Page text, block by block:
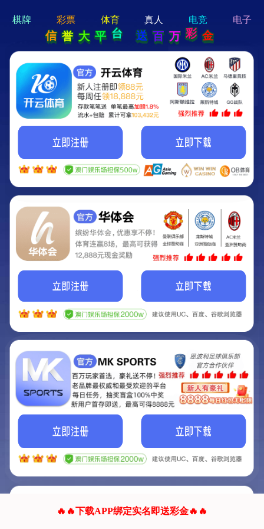
hi 💗
Hey Guys!
我们即将上线啦...
我们的网站正在建设.
它将是非常棒的网站.
联系我们!